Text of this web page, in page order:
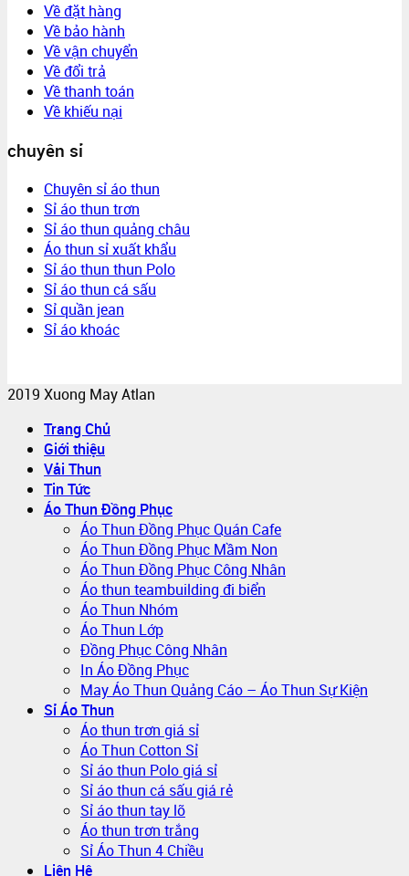
Về đặt hàng
Về bảo hành
Về vận chuyển
Về đổi trả
Về thanh toán
Về khiếu nại
chuyên sỉ
Chuyên sỉ áo thun
Sỉ áo thun trơn
Sỉ áo thun quảng châu
Áo thun sỉ xuất khẩu
Sỉ áo thun thun Polo
Sỉ áo thun cá sấu
Sỉ quần jean
Sỉ áo khoác
2019 Xuong May Atlan
Trang Chủ
Giới thiệu
Vải Thun
Tin Tức
Áo Thun Đồng Phục
Áo Thun Đồng Phục Quán Cafe
Áo Thun Đồng Phục Mầm Non
Áo Thun Đồng Phục Công Nhân
Áo thun teambuilding đi biển
Áo Thun Nhóm
Áo Thun Lớp
Đồng Phục Công Nhân
In Áo Đồng Phục
May Áo Thun Quảng Cáo – Áo Thun Sự Kiện
Sỉ Áo Thun
Áo thun trơn giá sỉ
Áo Thun Cotton Sỉ
Sỉ áo thun Polo giá sỉ
Sỉ áo thun cá sấu giá rẻ
Sỉ áo thun tay lỡ
Áo thun trơn trắng
Sỉ Áo Thun 4 Chiều
Liên Hệ